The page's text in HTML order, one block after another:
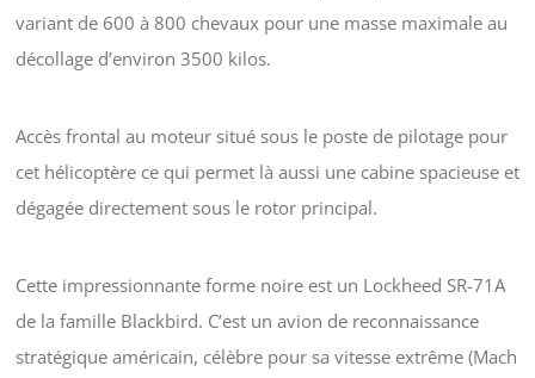
variant de 600 à 800 chevaux pour une masse maximale au
décollage d’environ 3500 kilos.
Accès frontal au moteur situé sous le poste de pilotage pour
cet hélicoptère ce qui permet là aussi une cabine spacieuse et
dégagée directement sous le rotor principal.
Cette impressionnante forme noire est un Lockheed SR-71A
de la famille Blackbird. C’est un avion de reconnaissance
stratégique américain, célèbre pour sa vitesse extrême (Mach